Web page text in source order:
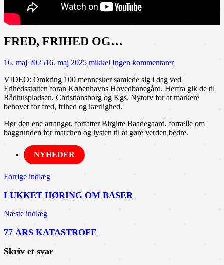
FRED, FRIHED OG…
16. maj 202516. maj 2025 mikkel Ingen kommentarer
VIDEO: Omkring 100 mennesker samlede sig i dag ved
Frihedsstøtten foran Københavns Hovedbanegård. Herfra gik de til
Rådhuspladsen, Christiansborg og Kgs. Nytorv for at markere
behovet for fred, frihed og kærlighed.
Hør den ene arrangør, forfatter Birgitte Baadegaard, fortælle om
baggrunden for marchen og lysten til at gøre verden bedre.
NYHEDER
Indlægsnavigation
Forrige indlæg
LUKKET HØRING OM BASER
Næste indlæg
77 ÅRS KATASTROFE
Skriv et svar